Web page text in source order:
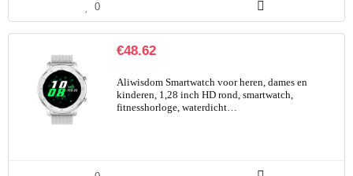
0
€48.62
Aliwisdom Smartwatch voor heren, dames en
kinderen, 1,28 inch HD rond, smartwatch,
fitnesshorloge, waterdicht…